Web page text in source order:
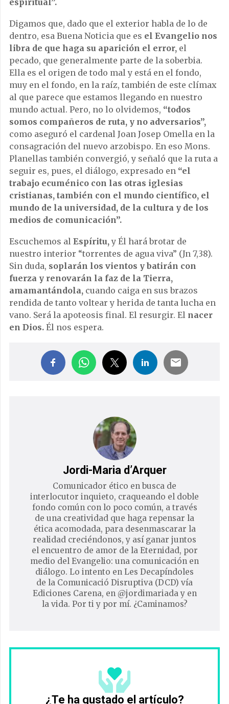
espiritual”.
Digamos que, dado que el exterior habla de lo de
dentro, esa Buena Noticia que es el Evangelio nos
libra de que haga su aparición el error, el
pecado, que generalmente parte de la soberbia.
Ella es el origen de todo mal y está en el fondo,
muy en el fondo, en la raíz, también de este clímax
al que parece que estamos llegando en nuestro
mundo actual. Pero, no lo olvidemos, “todos
somos compañeros de ruta, y no adversarios”,
como aseguró el cardenal Joan Josep Omella en la
consagración del nuevo arzobispo. En eso Mons.
Planellas también convergió, y señaló que la ruta a
seguir es, pues, el diálogo, expresado en “el
trabajo ecuménico con las otras iglesias
cristianas, también con el mundo científico, el
mundo de la universidad, de la cultura y de los
medios de comunicación”.
Escuchemos al Espíritu,y Él hará brotar de
nuestro interior “torrentes de agua viva” (Jn 7,38).
Sin duda, soplarán los vientos y batirán con
fuerza y renovarán la faz de la Tierra,
amamantándola, cuando caiga en sus brazos
rendida de tanto voltear y herida de tanta lucha en
vano. Será la apoteosis final. El resurgir. El nacer
en Dios. Él nos espera.
Jordi-Maria d’Arquer
Comunicador ético en busca de
interlocutor inquieto, craqueando el doble
fondo común con lo poco común, a través
de una creatividad que haga repensar la
ética acomodada, para desenmascarar la
realidad creciéndonos, y así ganar juntos
el encuentro de amor de la Eternidad, por
medio del Evangelio: una comunicación en
diálogo. Lo intento en Les Decapíndoles
de la Comunicació Disruptiva (DCD) vía
Ediciones Carena, en @jordimariada y en
la vida. Por ti y por mí. ¿Caminamos?
¿Te ha gustado el artículo?